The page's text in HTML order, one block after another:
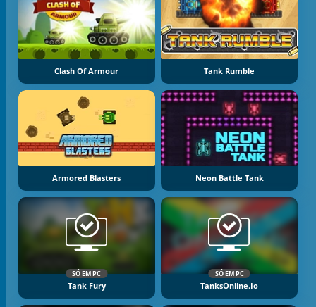
Clash Of Armour Tank Rumble
Armored Blasters Neon Battle Tank
SÓ EM PC
Tank Fury
SÓ EM PC
TanksOnline.io